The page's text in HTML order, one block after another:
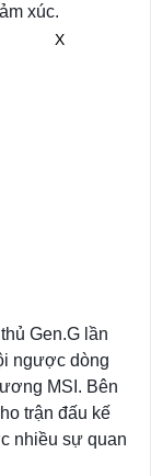
xúc.
X
Gen.G lần
ngược dòng
MSI. Bên
trận đấu kế
nhiều sự quan